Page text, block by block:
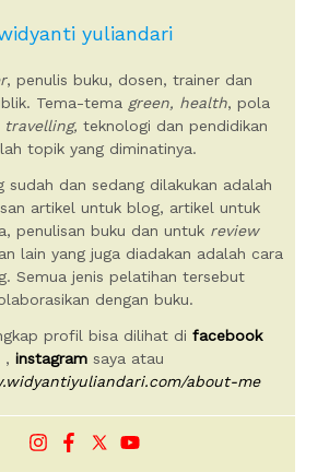
yuliandari
, penulis buku, dosen, trainer dan
Tema-tema green, health, pola
travelling, teknologi dan pendidikan
topik yang diminatinya.
sudah dan sedang dilakukan adalah
artikel untuk blog, artikel untuk
penulisan buku dan untuk review
lain yang juga diadakan adalah cara
Semua jenis pelatihan tersebut
dengan buku.
profil bisa dilihat di facebook
, instagramsaya atau
about-me